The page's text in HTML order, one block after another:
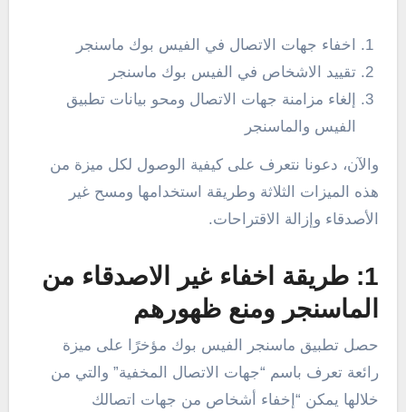
اخفاء جهات الاتصال في الفيس بوك ماسنجر
تقييد الاشخاص في الفيس بوك ماسنجر
إلغاء مزامنة جهات الاتصال ومحو بيانات تطبيق
الفيس والماسنجر
والآن، دعونا نتعرف على كيفية الوصول لكل ميزة من
هذه الميزات الثلاثة وطريقة استخدامها ومسح غير
الأصدقاء وإزالة الاقتراحات.
1: طريقة اخفاء غير الاصدقاء من
الماسنجر ومنع ظهورهم
حصل تطبيق ماسنجر الفيس بوك مؤخرًا على ميزة
رائعة تعرف باسم “جهات الاتصال المخفية” والتي من
خلالها يمكن “إخفاء أشخاص من جهات اتصالك